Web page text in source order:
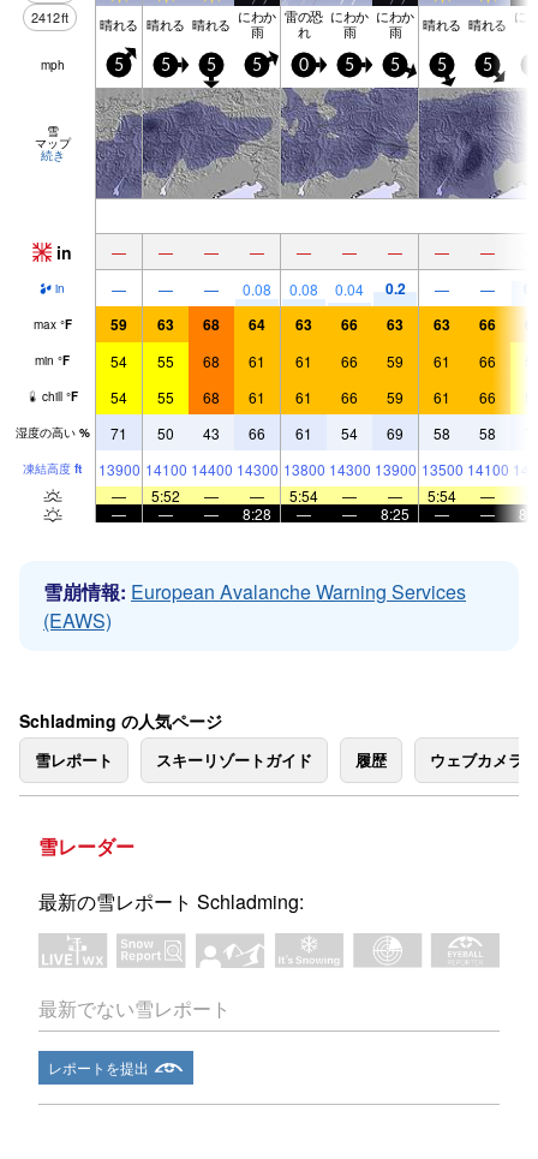
2412ft 晴れる 晴れる 晴れる にわか
雨
雷の恐
れ
にわか
雨
にわか
雨 晴れる 晴れる に
mph 5 5 5 5 0 5 5 5 5
雪
マップ
続き
in — — — — — — — — —
in — — — 0.08 0.08 0.04 0.2 — —
max °F 59 63 68 64 63 66 63 63 66
min °F 54 55 68 61 61 66 59 61 66
chill °F 54 55 68 61 61 66 59 61 66
湿度の高い % 71 50 43 66 61 54 69 58 58
凍結高度 ft 13900 14100 14400 14300 13800 14300 13900 13500 14100
—
5:52 — — 5:54 — — 5:54 —
—
— — 8:28 — — 8:25 — —
雪崩情報: European Avalanche Warning Services
(EAWS)
Schladming の人気ページ
雪レポート スキーリゾートガイド 履歴 ウェブカメラ
雪レーダー
最新の雪レポート Schladming:
最新でない雪レポート
レポートを提出